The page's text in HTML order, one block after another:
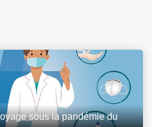
sous la pandémie du